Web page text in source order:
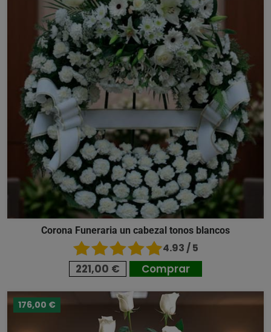
Corona Funeraria un cabezal tonos blancos
4.93 / 5
221,00 € Comprar
176,00 €